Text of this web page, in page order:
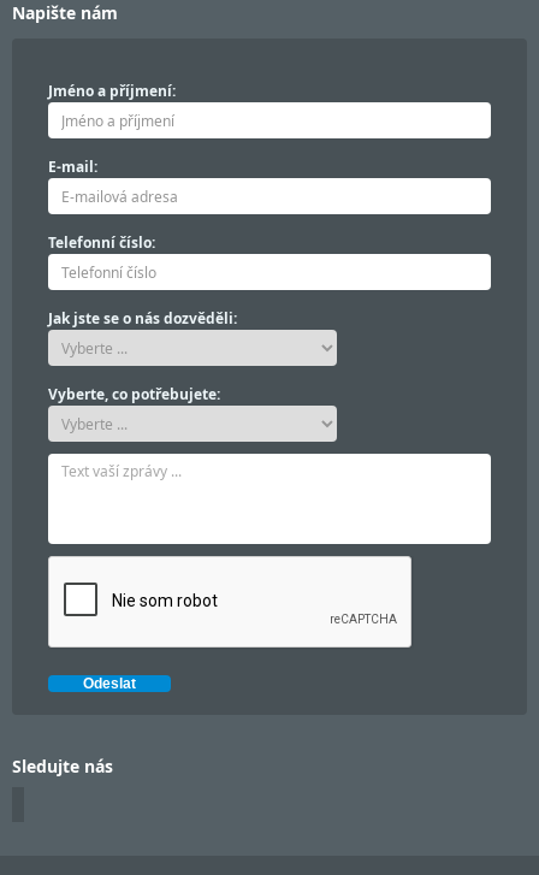
Napište nám
Jméno a příjmení:
E-mail:
Telefonní číslo:
Jak jste se o nás dozvěděli:
Vyberte, co potřebujete:
Sledujte nás